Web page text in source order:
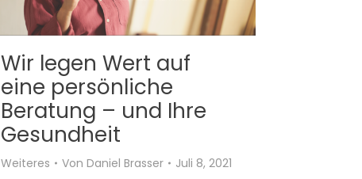
Wir legen Wert auf
eine persönliche
Beratung – und Ihre
Gesundheit
Weiteres Von Daniel Brasser Juli 8, 2021